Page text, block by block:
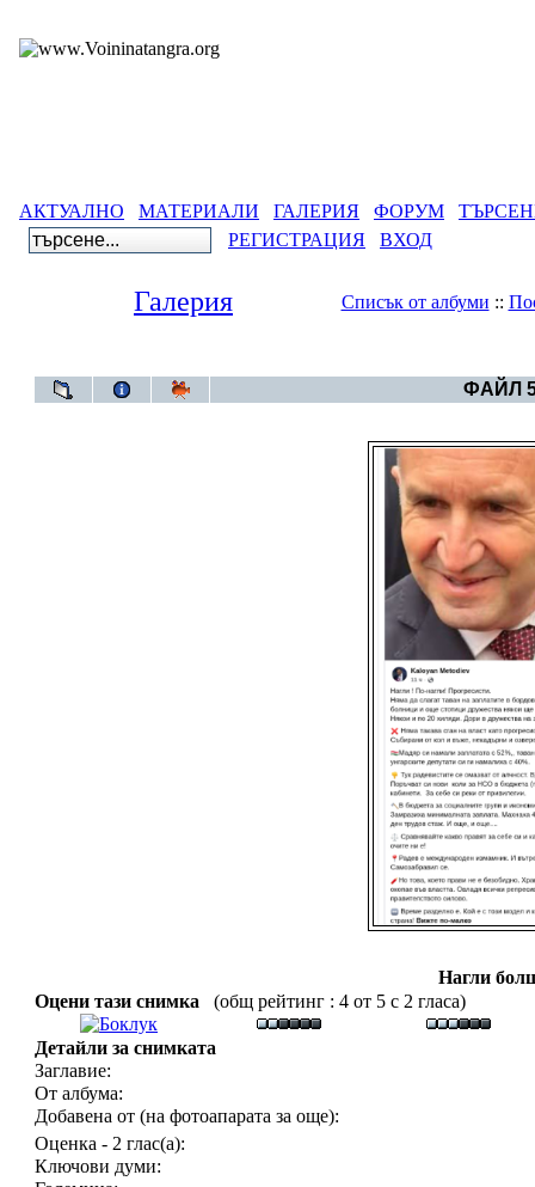
АКТУАЛНО МАТЕРИАЛИ ГАЛЕРИЯ ФОРУМ
РЕГИСТРАЦИЯ
ВХОД
Галерия Списък от албуми ::
ФАЙЛ 5
Нагли
Оцени тази снимка
(общ рейтинг : 4 от 5 с 2 гласа)
Детайли за снимката
Заглавие:
От албума:
Добавена от (на фотоапарата за още):
Оценка - 2 глас(а):
Ключови думи: